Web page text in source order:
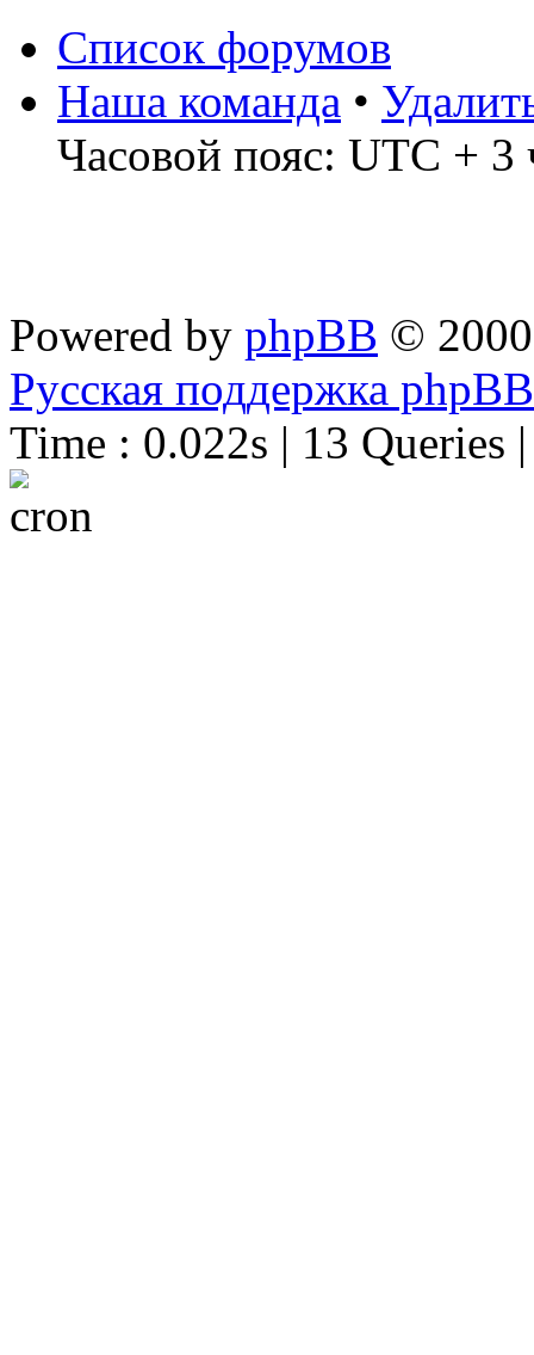
Список форумов
Наша команда •
Часовой пояс: UTC + 3
Powered by phpBB ©
Русская поддержка phpBB
Time : 0.022s | 13 Queries